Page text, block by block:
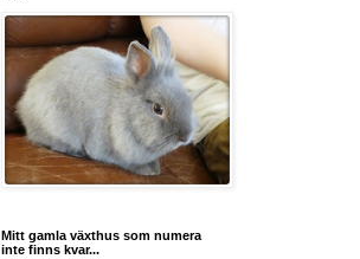
Mitt gamla växthus som numera
inte finns kvar...